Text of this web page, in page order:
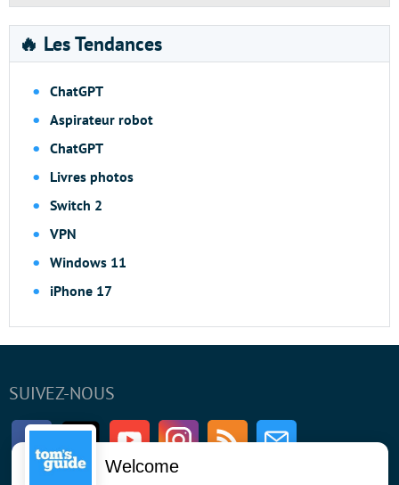
🔥 Les Tendances
ChatGPT
Aspirateur robot
ChatGPT
Livres photos
Switch 2
VPN
Windows 11
iPhone 17
SUIVEZ-NOUS
FacebookTwitter Youtube InstagramRSS Newsletter
Welcome